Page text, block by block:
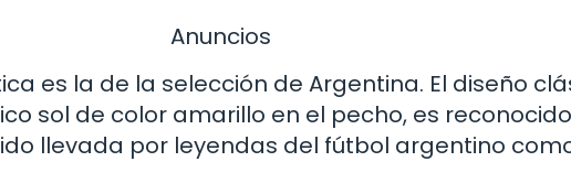
Anuncios
es la de la selección de Argentina. El diseño
sol de color amarillo en el pecho, es
llevada por leyendas del fútbol argentino